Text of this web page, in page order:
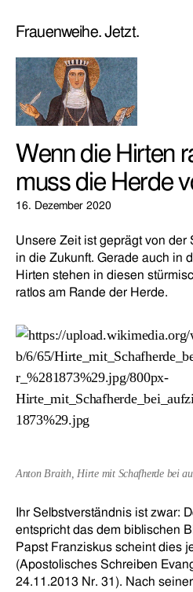
Frauenweihe. Jetzt.
Wenn die Hirten
muss die Herde
16. Dezember 2020
Unsere Zeit ist geprägt von der
in die Zukunft. Gerade auch in
Hirten stehen in diesen
ratlos am Rande der Herde.
Anton Braith, Hirte mit Schafherde bei
Ihr Selbstverständnis ist zwar:
entspricht das dem biblischen
Papst Franziskus scheint dies
(Apostolisches Schreiben
24.11.2013 Nr. 31). Nach